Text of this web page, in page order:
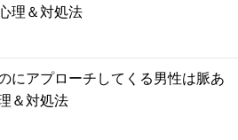
理＆対処法
にアプローチしてくる男性は脈あ
＆対処法